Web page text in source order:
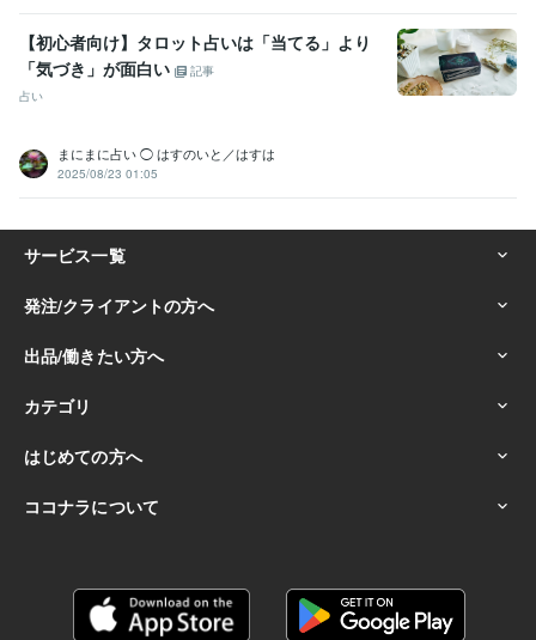
【初心者向け】タロット占いは「当てる」より
「気づき」が面白い
記事
占い
まにまに占い ◯ はすのいと／はすは
2025/08/23 01:05